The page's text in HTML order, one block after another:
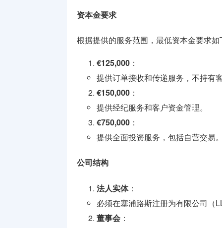
资本金要求
根据提供的服务范围，最低资本金要求如
€125,000 ：
提供订单接收和传递服务，不持有
€150,000 ：
提供经纪服务和客户资金管理。
€750,000 ：
提供全面投资服务，包括自营交易
公司结构
法人实体：
必须在塞浦路斯注册为有限公司（
董事会 ：